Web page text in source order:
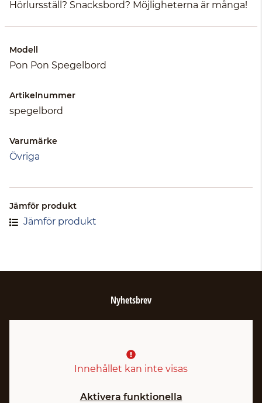
Hörlursställ? Snacksbord? Möjligheterna är många!
Modell
Pon Pon Spegelbord
Artikelnummer
spegelbord
Varumärke
Övriga
Jämför produkt
Jämför produkt
Nyhetsbrev
Innehållet kan inte visas
Aktivera funktionella